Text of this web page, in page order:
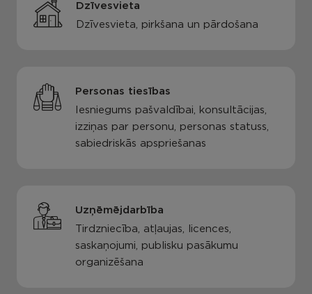
Dzīvesvieta
Dzīvesvieta, pirkšana un pārdošana
Personas tiesības
Iesniegums pašvaldībai, konsultācijas,
izziņas par personu, personas statuss,
sabiedriskās apspriešanas
Uzņēmējdarbība
Tirdzniecība, atļaujas, licences,
saskaņojumi, publisku pasākumu
organizēšana